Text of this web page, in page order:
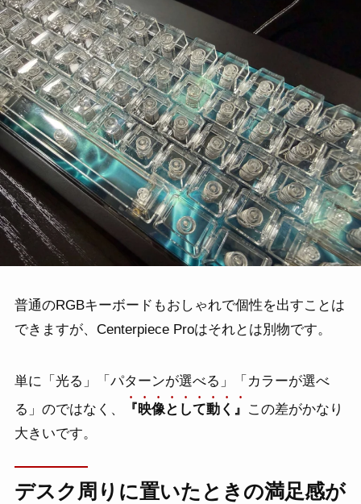
普通のRGBキーボードもおしゃれで個性を出すことは
できますが、Centerpiece Proはそれとは別物です。
単に「光る」「パターンが選べる」「カラーが選べ
る」のではなく、
『映像として動く』 この差がかなり
大きいです。
デスク周りに置いたときの満足感が